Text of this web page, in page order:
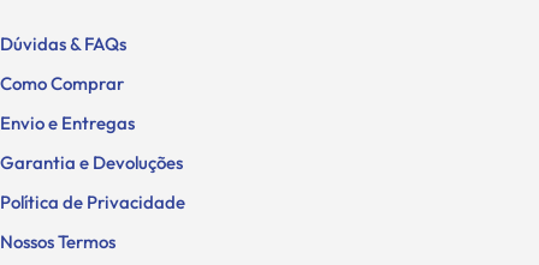
Dúvidas & FAQs
Como Comprar
Envio e Entregas
Garantia e Devoluções
Política de Privacidade
Nossos Termos